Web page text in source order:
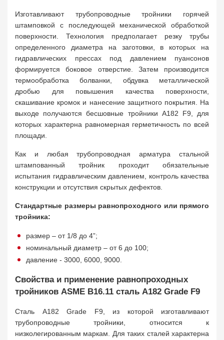
Изготавливают трубопроводные тройники горячей
штамповкой с последующей механической обработкой
поверхности. Технология предполагает резку трубы
определенного диаметра на заготовки, в которых на
гидравлических прессах под давлением пуансонов
формируется боковое отверстие. Затем производится
термообработка болванки, обдувка металлической
дробью для повышения качества поверхности,
скашивание кромок и нанесение защитного покрытия. На
выходе получаются бесшовные тройники A182 F9, для
которых характерна равномерная герметичность по всей
площади.
Как и любая трубопроводная арматура стальной
штампованный тройник проходит обязательные
испытания гидравлическим давлением, контроль качества
конструкции и отсутствия скрытых дефектов.
Стандартные размеры равнопроходного или прямого
тройника:
размер – от 1/8 до 4”;
номинальный диаметр – от 6 до 100;
давление - 3000, 6000, 9000.
Свойства и применение равнопроходных
тройников ASME B16.11 сталь A182 Grade F9
Сталь A182 Grade F9, из которой изготавливают
трубопроводные тройники, относится к
низколегированным маркам. Для таких сталей характерна